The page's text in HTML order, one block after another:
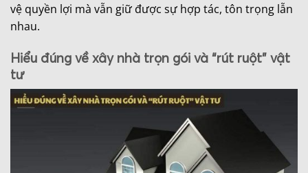
vệ quyền lợi mà vẫn giữ được sự hợp tác, tôn trọng lẫn
nhau.
Hiểu đúng về xây nhà trọn gói và “rút ruột” vật
tư